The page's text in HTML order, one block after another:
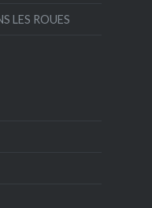
LES ROUES